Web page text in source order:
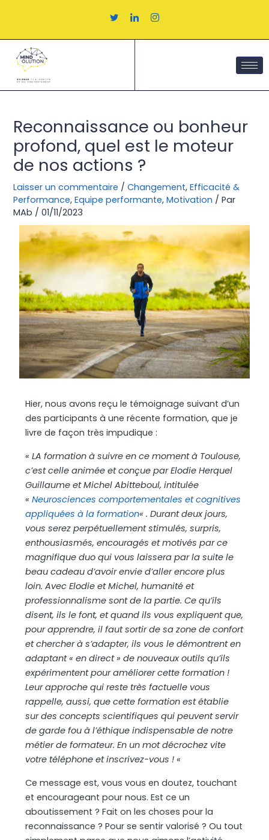
Reconnaissance ou bonheur
profond, quel est le moteur
de nos actions ?
Laisser un commentaire /Changement,Efficacité &
Performance,Equipe performante,Motivation / Par
MAb /01/11/2023
Hier, nous avons reçu le témoignage suivant d’un
des participants à une récente formation, que je
livre de façon très impudique :
« LA formation à suivre en ce moment à Toulouse,
c’est celle animée et conçue par Elodie Herquel
Guillaume et Michel Abitteboul, intitulée
«Neurosciences comportementales et cognitives
appliquées à la formation« . Durant deux jours,
vous serez perpétuellement stimulés, surpris,
enthousiasmés, encouragés et motivés par ce
magnifique duo qui vous laissera par la suite le
beau cadeau d’avoir envie d’aller encore plus
loin. Avec Elodie et Michel, humanité et
professionnalisme sont de la partie. Ce qu’ils
disent, ils le font, et quand ils vous expliquent que,
pour apprendre, il faut sortir de sa zone de confort
et chercher à s’adapter, ils vous le démontrent en
adaptant « en direct » de nouveaux outils qu’ils
expérimentent pour améliorer cette formation !
Leur approche qui reste très factuelle vous
rappelle, aussi, que cette formation est établie
sur des concepts scientifiques qui peuvent servir
de garde fou à l’éthique indispensable de notre
métier de formateur. En un mot décrochez vite
votre téléphone et inscrivez-vous ! «
Ce message est, vous vous en doutez, touchant
et encourageant pour nous. Est ce un
aboutissement ? Fait on les choses pour la
reconnaissance ? Pour se sentir valorisé ? Ou tout
articles